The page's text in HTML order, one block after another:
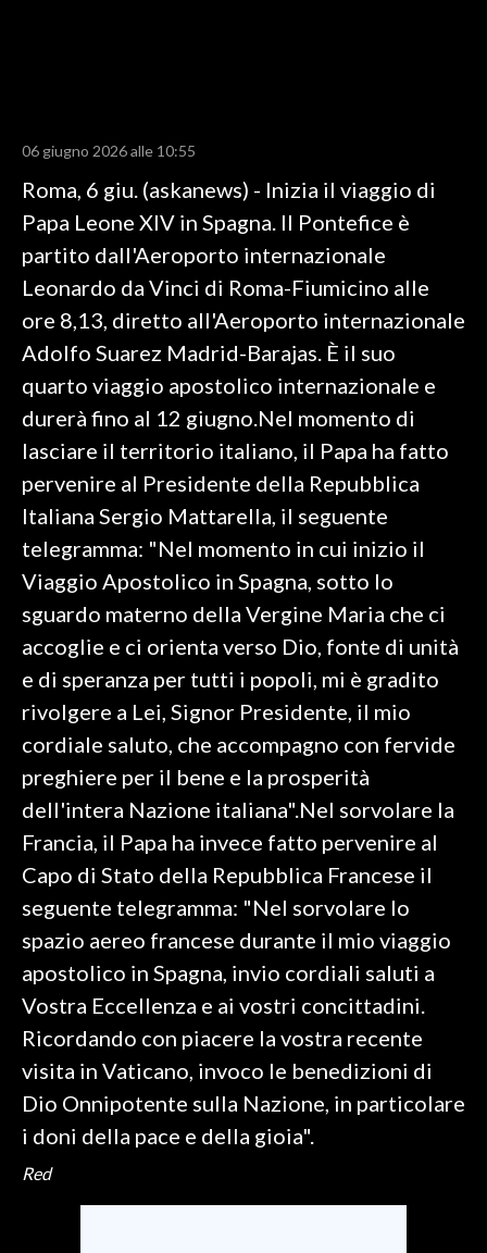
RISULTATI E CLASSIFICHE
CALCIO
CALCIO REGIONALE
BASKET
VOLLEY
MOTORI
TENNIS
ALTRI SPORT
CULTURA
GOSSIP
SARDEGNA TURISMO
SARDI NEL MONDO
NOTIZIE
EVENTI
3 MINUTI CON
INSULARITÀ
INFO AZIENDE
06 giugno 2026 alle 10:55
Roma, 6 giu. (askanews) - Inizia il viaggio di
Papa Leone XIV in Spagna. Il Pontefice è
partito dall'Aeroporto internazionale
Leonardo da Vinci di Roma-Fiumicino alle
ore 8,13, diretto all'Aeroporto internazionale
Adolfo Suarez Madrid-Barajas. È il suo
quarto viaggio apostolico internazionale e
durerà fino al 12 giugno.Nel momento di
lasciare il territorio italiano, il Papa ha fatto
pervenire al Presidente della Repubblica
Italiana Sergio Mattarella, il seguente
telegramma: "Nel momento in cui inizio il
Viaggio Apostolico in Spagna, sotto lo
sguardo materno della Vergine Maria che ci
accoglie e ci orienta verso Dio, fonte di unità
e di speranza per tutti i popoli, mi è gradito
rivolgere a Lei, Signor Presidente, il mio
cordiale saluto, che accompagno con fervide
preghiere per il bene e la prosperità
dell'intera Nazione italiana".Nel sorvolare la
Francia, il Papa ha invece fatto pervenire al
Capo di Stato della Repubblica Francese il
seguente telegramma: "Nel sorvolare lo
spazio aereo francese durante il mio viaggio
apostolico in Spagna, invio cordiali saluti a
Vostra Eccellenza e ai vostri concittadini.
Ricordando con piacere la vostra recente
visita in Vaticano, invoco le benedizioni di
Dio Onnipotente sulla Nazione, in particolare
i doni della pace e della gioia".
Red